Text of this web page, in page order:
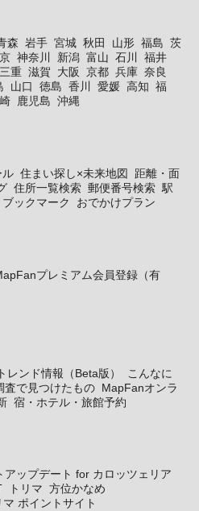
森 岩手 宮城 秋田 山形 福島 茨
神奈川 新潟 富山 石川
福井
三重 滋賀 大阪 京都 兵庫 奈良
山口 徳島 香川 愛媛 高知 福
鹿児島 沖縄
ル 住まい探し×未来地図
距離・面
住所一覧検索 郵便番号検索 駅
ブックマーク おでかけプラン
プレミアム会員登録（有
レンド情報（Beta版）
こんなに
査で見つけたもの MapFanオンラ
宿・ホテル・旅館予約
アップデート for カロッツェリア
トリマ 方位かなめ
マ ポイントサイト